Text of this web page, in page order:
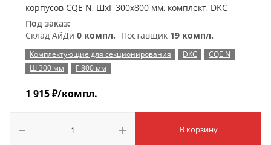
корпусов CQE N, ШхГ 300х800 мм, комплект, DKC
Под заказ:
Склад АйДи 0 компл. Поставщик 19 компл.
Комплектующие для секционирования DKC
CQE N
Ш 300 мм
Г 800 мм
1 915₽/компл.
В корзину